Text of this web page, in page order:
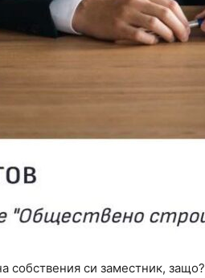
собствения си заместник, защо?